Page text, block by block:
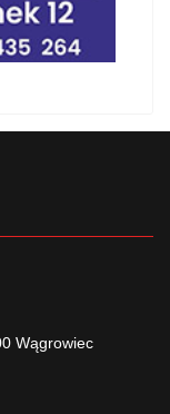
Wągrowiec